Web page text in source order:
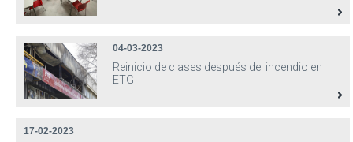
04-03-2023
Reinicio de clases después del incendio en
ETG
17-02-2023